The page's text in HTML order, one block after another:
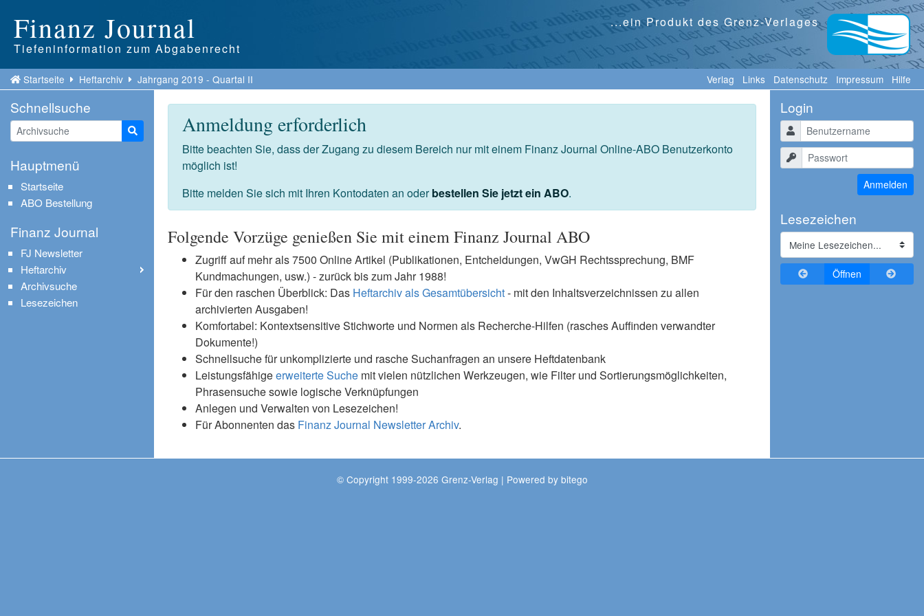
Finanz Journal
Tiefeninformation zum Abgabenrecht
...ein Produkt des Grenz-Verlages
Startseite Heftarchiv Jahrgang 2019 - Quartal II Verlag Links Datenschutz Impressum Hilfe
Anmeldung erforderlich
Bitte beachten Sie, dass der Zugang zu diesem Bereich nur mit einem Finanz Journal Online-ABO Benutzerkonto
möglich ist!
Bitte melden Sie sich mit Ihren Kontodaten an oderbestellen Sie jetzt ein ABO.
Folgende Vorzüge genießen Sie mit einem Finanz Journal ABO
Zugriff auf mehr als 7500 Online Artikel (Publikationen, Entcheidungen, VwGH Rechtssprechung, BMF
Kundmachungen, usw.) - zurück bis zum Jahr 1988!
Für den raschen Überblick: Das Heftarchiv als Gesamtübersicht- mit den Inhaltsverzeichnissen zu allen
archivierten Ausgaben!
Komfortabel: Kontextsensitive Stichworte und Normen als Recherche-Hilfen (rasches Auffinden verwandter
Dokumente!)
Schnellsuche für unkomplizierte und rasche Suchanfragen an unsere Heftdatenbank
Leistungsfähigeerweiterte Suche mit vielen nützlichen Werkzeugen, wie Filter und Sortierungsmöglichkeiten,
Phrasensuche sowie logische Verknüpfungen
Anlegen und Verwalten von Lesezeichen!
Für Abonnenten das Finanz Journal Newsletter Archiv.
Schnellsuche
Suche starten
Hauptmenü
Startseite
ABO Bestellung
Finanz Journal
FJ Newsletter
Heftarchiv
Archivsuche
Lesezeichen
Login
Benutzername
Passwort
Anmelden
Lesezeichen
Zurückblättern
Öffnen
© Copyright 1999-2026 Grenz-Verlag | Powered by bitego